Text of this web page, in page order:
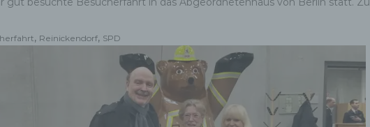
, Reinickendorf, SPD